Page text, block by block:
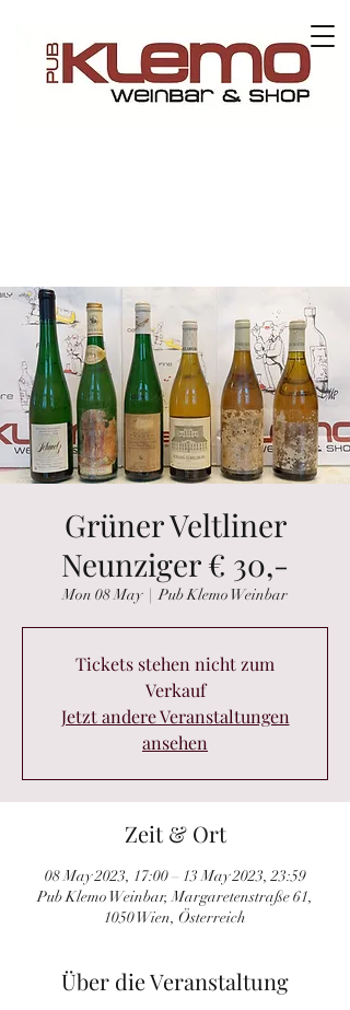
Grüner Veltliner
Neunziger € 30,-
Mon 08 May
  |
Pub Klemo Weinbar
Tickets stehen nicht zum
Verkauf
Jetzt andere Veranstaltungen
ansehen
Zeit & Ort
08 May 2023, 17:00 – 13 May 2023, 23:59
Pub Klemo Weinbar, Margaretenstraße 61,
1050 Wien, Österreich
Über die Veranstaltung